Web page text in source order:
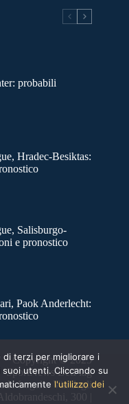
probabili
Hradec-Besiktas:
Salisburgo-
e pronostico
Paok Anderlecht:
Copyright © 2025
SportNews BetFlag
Legale: Via degli
Aldobrandeschi, 300 |
terzi per migliorare i
utenti. Cliccando su
l'utilizzo dei